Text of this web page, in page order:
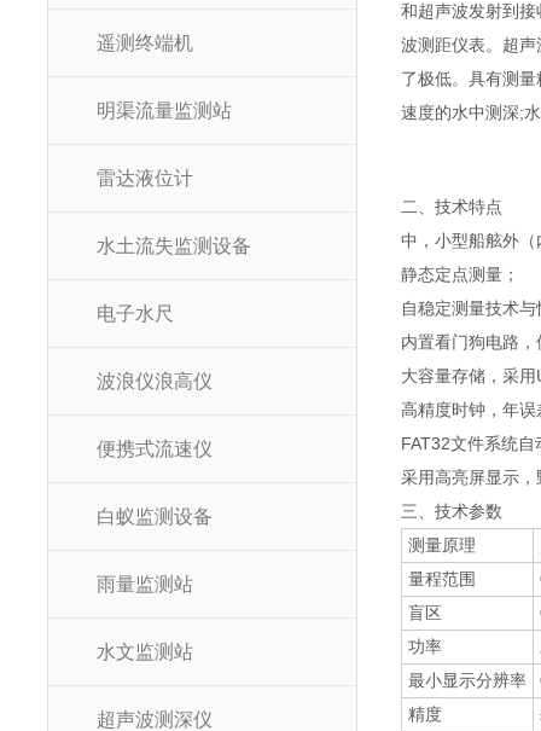
遥测终端机
明渠流量监测站
雷达液位计
水土流失监测设备
电子水尺
波浪仪浪高仪
便携式流速仪
白蚁监测设备
雨量监测站
水文监测站
超声波测深仪
和超声波发射到
波测距仪表。超
了极低。具有测
速度的水中测深;
二、技术特点
中，小型船舷外
静态定点测量；
自稳定测量技术
内置看门狗电路
大容量存储，采
高精度时钟，年
FAT32文件系统
采用高亮屏显示
三、技术参数
测量原理
量程范围
盲区
功率
最小显示分辨率
精度